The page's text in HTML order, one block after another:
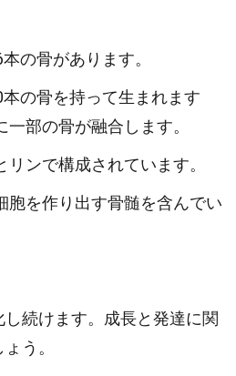
の骨があります。
の骨を持って生まれます
部の骨が融合します。
ンで構成されています。
胞を作り出す骨髄を含んでい
続けます。成長と発達に関
う。